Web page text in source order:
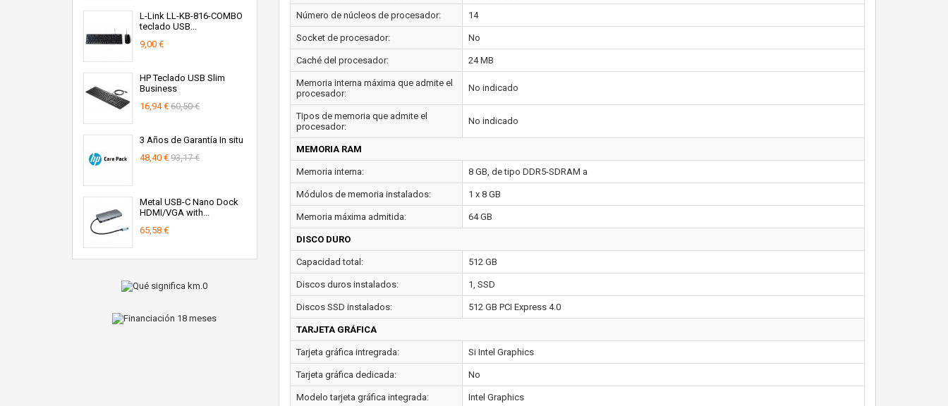
L-Link LL-KB-816-COMBO
teclado USB...
9,00 €
HP Teclado USB Slim
Business
16,94 € 60,50 €
3 Años de Garantía In situ
48,40 € 93,17 €
Metal USB-C Nano Dock
HDMI/VGA with...
65,58 €
Número de núcleos de procesador: 14
Socket de procesador: No
Caché del procesador: 24 MB
Memoria interna máxima que admite el
procesador:
No indicado
Tipos de memoria que admite el
procesador:
No indicado
MEMORIA RAM
Memoria interna: 8 GB, de tipo DDR5-SDRAM a
Módulos de memoria instalados: 1 x 8 GB
Memoria máxima admitida: 64 GB
DISCO DURO
Capacidad total: 512 GB
Discos duros instalados: 1, SSD
Discos SSD instalados: 512 GB PCI Express 4.0
TARJETA GRÁFICA
Tarjeta gráfica intregrada: Si Intel Graphics
Tarjeta gráfica dedicada: No
Modelo tarjeta gráfica integrada: Intel Graphics